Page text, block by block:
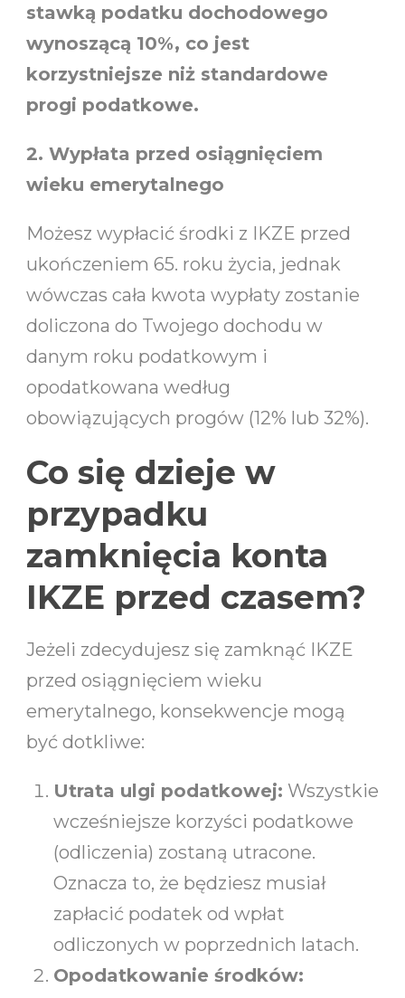
stawką podatku dochodowego
wynoszącą 10%, co jest
korzystniejsze niż standardowe
progi podatkowe.
2. Wypłata przed osiągnięciem
wieku emerytalnego
Możesz wypłacić środki z IKZE przed
ukończeniem 65. roku życia, jednak
wówczas cała kwota wypłaty zostanie
doliczona do Twojego dochodu w
danym roku podatkowym i
opodatkowana według
obowiązujących progów (12% lub 32%).
Co się dzieje w
przypadku
zamknięcia konta
IKZE przed czasem?
Jeżeli zdecydujesz się zamknąć IKZE
przed osiągnięciem wieku
emerytalnego, konsekwencje mogą
być dotkliwe:
Utrata ulgi podatkowej: Wszystkie
wcześniejsze korzyści podatkowe
(odliczenia) zostaną utracone.
Oznacza to, że będziesz musiał
zapłacić podatek od wpłat
odliczonych w poprzednich latach.
Opodatkowanie środków: